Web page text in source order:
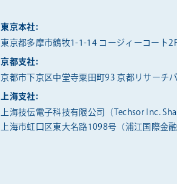
東京本社:
東京都多摩市鶴牧1-1-14 コージィーコート
京都支社:
京都市下京区中堂寺粟田町93 京都リサーチ
上海支社:
上海技伝電子科技有限公司（Techsor Inc.
上海市虹口区東大名路1098号（浦江国際金